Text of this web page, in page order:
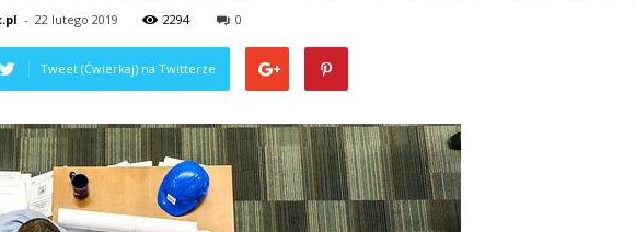
- 22 lutego 2019 2294 0
Tweet (Ćwierkaj) na Twitterze